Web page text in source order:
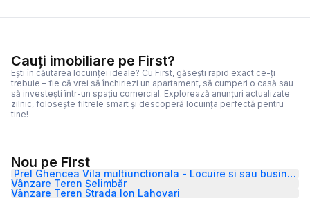
Cauți imobiliare pe First?
Ești în căutarea locuinței ideale? Cu First, găsești rapid exact ce-ți
trebuie – fie că vrei să închiriezi un apartament, să cumperi o casă sau
să investești într-un spațiu comercial. Explorează anunțuri actualizate
zilnic, folosește filtrele smart și descoperă locuința perfectă pentru
tine!
Nou pe First
Prel Ghencea Vila multiunctionala - Locuire si sau business
Vânzare Teren Șelimbăr
Vânzare Teren Strada Ion Lahovari